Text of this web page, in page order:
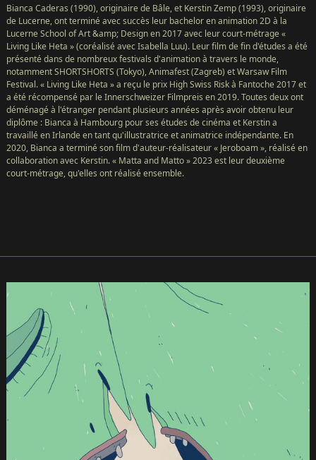
ENGLISH
Bianca Caderas (1990), originaire de Bâle, et Kerstin Zemp (1993), originaire
de Lucerne, ont terminé avec succès leur bachelor en animation 2D à la
Lucerne School of Art &amp; Design en 2017 avec leur court-métrage «
Living Like Heta » (coréalisé avec Isabella Luu). Leur film de fin d'études a été
présenté dans de nombreux festivals d'animation à travers le monde,
notamment SHORTSHORTS (Tokyo), Animafest (Zagreb) et Warsaw Film
Festival. « Living Like Heta » a reçu le prix High Swiss Risk à Fantoche 2017 et
a été récompensé par le Innerschweizer Filmpreis en 2019. Toutes deux ont
déménagé à l'étranger pendant plusieurs années après avoir obtenu leur
diplôme : Bianca à Hambourg pour ses études de cinéma et Kerstin a
travaillé en Irlande en tant qu'illustratrice et animatrice indépendante. En
2020, Bianca a terminé son film d'auteur-réalisateur « Jeroboam », réalisé en
collaboration avec Kerstin. « Matta and Matto » 2023 est leur deuxième
court-métrage, qu'elles ont réalisé ensemble.